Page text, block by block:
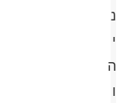
נ
י
ה
ו